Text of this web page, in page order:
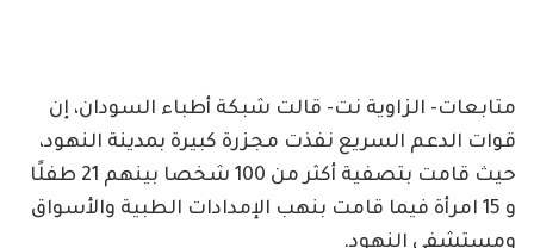
متابعات- الزاوية نت- قالت شبكة أطباء السودان، إن
قوات الدعم السريع نفذت مجزرة كبيرة بمدينة النهود،
حيث قامت بتصفية أكثر من 100 شخصا بينهم 21 طفلًا
و 15 امرأة فيما قامت بنهب الإمدادات الطبية والأسواق
ومستشفى النهود.